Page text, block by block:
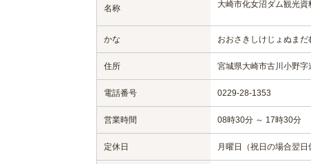
名称 大崎市化女沼ダム観光資
かな おおさきしけじょぬま
住所 宮城県大崎市古川小野字
電話番号 0229-28-1353
営業時間 08時30分 ～ 17時30分
定休日 月曜日（祝日の場合翌日